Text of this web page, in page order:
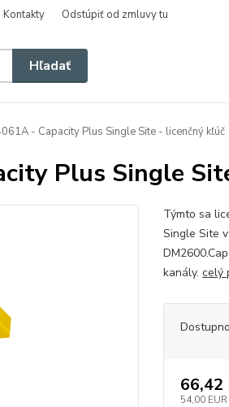
Kontakty Odstúpiť od zmluvy tu
Hľadať
- Capacity Plus Single Site - licenčný kľúč
Plus Single
Týmto sa
Single Site
kanály. celý
66,42
54,00 EUR